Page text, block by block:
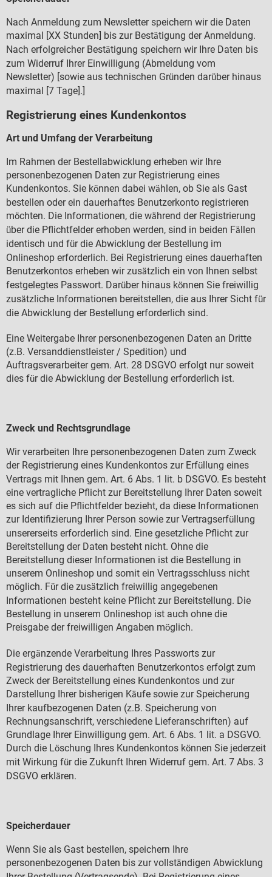
Nach Anmeldung zum Newsletter speichern wir die Daten
maximal [XX Stunden] bis zur Bestätigung der Anmeldung.
Nach erfolgreicher Bestätigung speichern wir Ihre Daten bis
zum Widerruf Ihrer Einwilligung (Abmeldung vom
Newsletter) [sowie aus technischen Gründen darüber hinaus
maximal [7 Tage].]
Registrierung eines Kundenkontos
Art und Umfang der Verarbeitung
Im Rahmen der Bestellabwicklung erheben wir Ihre
personenbezogenen Daten zur Registrierung eines
Kundenkontos. Sie können dabei wählen, ob Sie als Gast
bestellen oder ein dauerhaftes Benutzerkonto registrieren
möchten. Die Informationen, die während der Registrierung
über die Pflichtfelder erhoben werden, sind in beiden Fällen
identisch und für die Abwicklung der Bestellung im
Onlineshop erforderlich. Bei Registrierung eines dauerhaften
Benutzerkontos erheben wir zusätzlich ein von Ihnen selbst
festgelegtes Passwort. Darüber hinaus können Sie freiwillig
zusätzliche Informationen bereitstellen, die aus Ihrer Sicht für
die Abwicklung der Bestellung erforderlich sind.
Eine Weitergabe Ihrer personenbezogenen Daten an Dritte
(z.B. Versanddienstleister / Spedition) und
Auftragsverarbeiter gem. Art. 28 DSGVO erfolgt nur soweit
dies für die Abwicklung der Bestellung erforderlich ist.
Zweck und Rechtsgrundlage
Wir verarbeiten Ihre personenbezogenen Daten zum Zweck
der Registrierung eines Kundenkontos zur Erfüllung eines
Vertrags mit Ihnen gem. Art. 6 Abs. 1 lit. b DSGVO. Es besteht
eine vertragliche Pflicht zur Bereitstellung Ihrer Daten soweit
es sich auf die Pflichtfelder bezieht, da diese Informationen
zur Identifizierung Ihrer Person sowie zur Vertragserfüllung
unsererseits erforderlich sind. Eine gesetzliche Pflicht zur
Bereitstellung der Daten besteht nicht. Ohne die
Bereitstellung dieser Informationen ist die Bestellung in
unserem Onlineshop und somit ein Vertragsschluss nicht
möglich. Für die zusätzlich freiwillig angegebenen
Informationen besteht keine Pflicht zur Bereitstellung. Die
Bestellung in unserem Onlineshop ist auch ohne die
Preisgabe der freiwilligen Angaben möglich.
Die ergänzende Verarbeitung Ihres Passworts zur
Registrierung des dauerhaften Benutzerkontos erfolgt zum
Zweck der Bereitstellung eines Kundenkontos und zur
Darstellung Ihrer bisherigen Käufe sowie zur Speicherung
Ihrer kaufbezogenen Daten (z.B. Speicherung von
Rechnungsanschrift, verschiedene Lieferanschriften) auf
Grundlage Ihrer Einwilligung gem. Art. 6 Abs. 1 lit. a DSGVO.
Durch die Löschung Ihres Kundenkontos können Sie jederzeit
mit Wirkung für die Zukunft Ihren Widerruf gem. Art. 7 Abs. 3
DSGVO erklären.
Speicherdauer
Wenn Sie als Gast bestellen, speichern Ihre
personenbezogenen Daten bis zur vollständigen Abwicklung